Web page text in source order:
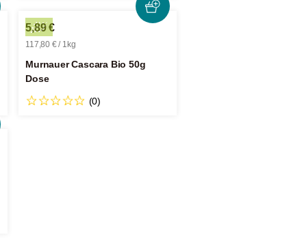
5,89 €
117,80 € / 1kg
Murnauer Cascara Bio 50g
Dose
(0)